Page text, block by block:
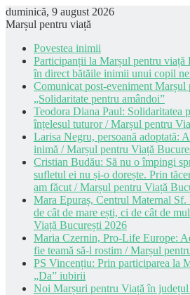
duminică, 9 august 2026
Marșul pentru viață
Povestea inimii
Participanții la Marșul pentru viață
în direct bătăile inimii unui copil
Comunicat post-eveniment Marșul
„Solidaritate pentru amândoi”
Teodora Diana Paul: Solidaritatea
înțelesul tuturor / Marșul pentru
Larisa Negru, persoană adoptată:
inimă / Marșul pentru Viață
Cristian Budău: Să nu o împingi
sufletul ei nu și-o dorește. Prin
am făcut / Marșul pentru Viață
Mara Epuraș, Centrul Maternal Sf.
de cât de mare ești, ci de cât de
Viață București 2026
Maria Czernin, Pro-Life Europe:
fie teamă să-l rostim / Marșul
PS Vincențiu: Prin participarea la
„Da” iubirii
Noi Marșuri pentru Viață în